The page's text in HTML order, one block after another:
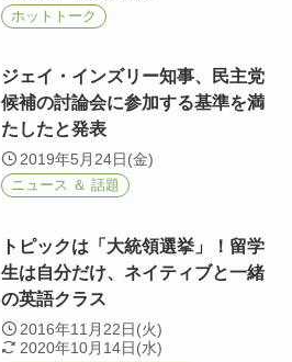
ホットトーク
ジェイ・インズリー知事、民主党
候補の討論会に参加する基準を満
たしたと発表
2019年5月24日(金)
ニュース ＆ 話題
トピックは「大統領選挙」！留学
生は自分だけ、ネイティブと一緒
の英語クラス
2016年11月22日(火)
2020年10月14日(水)